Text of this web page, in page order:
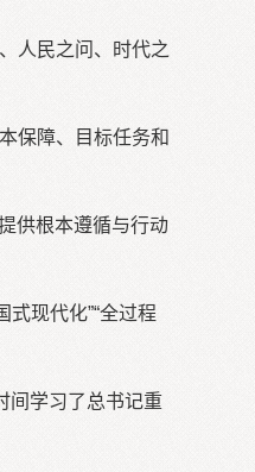
人民之问、时代之
保障、目标任务和
供根本遵循与行动
现代化”“全过程
间学习了总书记重